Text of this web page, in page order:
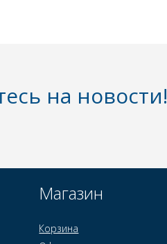
на новости!
Магазин
Корзина